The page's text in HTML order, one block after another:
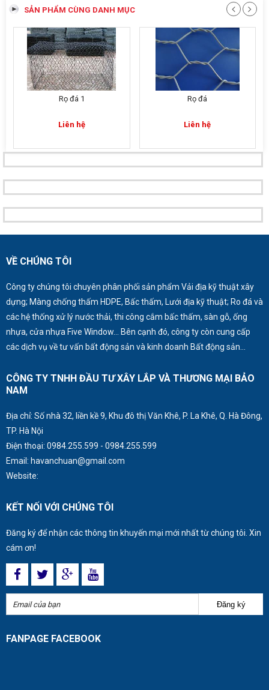
SẢN PHẨM CÙNG DANH MỤC
Rọ đá 1
Liên hệ
Rọ đá
Liên hệ
VỀ CHÚNG TÔI
Công ty chúng tôi chuyên phân phối sản phẩm Vải địa kỹ thuật xây
dựng; Màng chống thấm HDPE, Bấc thấm, Lưới địa kỹ thuật; Ro đá và
các hệ thống xử lý nước thải, thi công cắm bấc thấm, sàn gỗ, ống
nhựa, cửa nhựa Five Window… Bên cạnh đó, công ty còn cung cấp
các dịch vụ về tư vấn bất động sản và kinh doanh Bất động sản…
CÔNG TY TNHH ĐẦU TƯ XÂY LẮP VÀ THƯƠNG MẠI BẢO
NAM
Địa chỉ: Số nhà 32, liền kề 9, Khu đô thị Văn Khê, P. La Khê, Q. Hà Đông,
TP. Hà Nội
Điện thoại: 0984.255.599 - 0984.255.599
Email: havanchuan@gmail.com
Website:
KẾT NỐI VỚI CHÚNG TÔI
Đăng ký để nhận các thông tin khuyến mại mới nhất từ chúng tôi. Xin
cám ơn!
Đăng ký
FANPAGE FACEBOOK